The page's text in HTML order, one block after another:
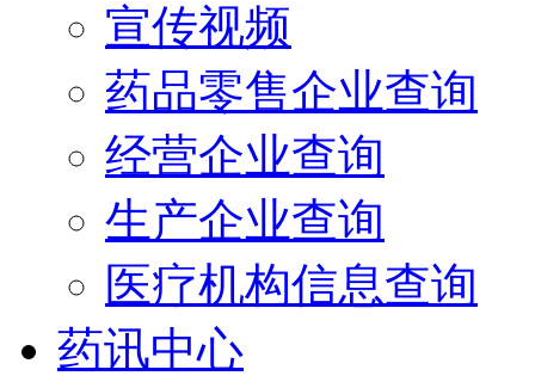
宣传视频
药品零售企业查询
经营企业查询
生产企业查询
医疗机构信息查询
药讯中心